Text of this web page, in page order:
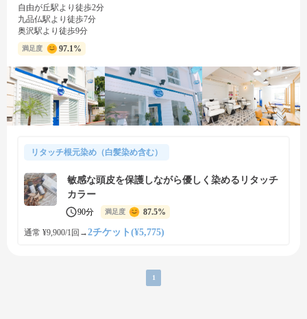
自由が丘駅より徒歩2分
九品仏駅より徒歩7分
奥沢駅より徒歩9分
満足度 97.1%
リタッチ根元染め（白髪染め含む）
敏感な頭皮を保護しながら優しく染めるリタッチ
カラー
90分 満足度 87.5%
通常 ¥9,900/1回 →2チケット(¥5,775)
1